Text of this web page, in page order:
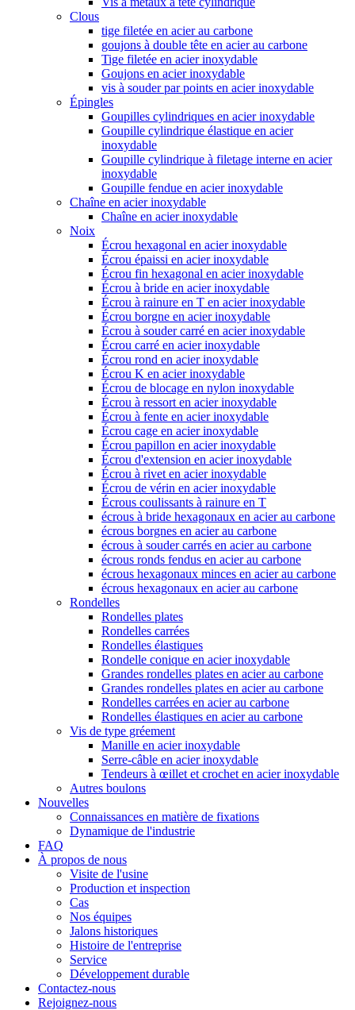
Clous
tige filetée en acier au carbone
goujons à double tête en acier au carbone
Tige filetée en acier inoxydable
Goujons en acier inoxydable
vis à souder par points en acier inoxydable
Épingles
Goupilles cylindriques en acier inoxydable
Goupille cylindrique élastique en acier
inoxydable
Goupille cylindrique à filetage interne en acier
inoxydable
Goupille fendue en acier inoxydable
Chaîne en acier inoxydable
Chaîne en acier inoxydable
Noix
Écrou hexagonal en acier inoxydable
Écrou épaissi en acier inoxydable
Écrou fin hexagonal en acier inoxydable
Écrou à bride en acier inoxydable
Écrou à rainure en T en acier inoxydable
Écrou borgne en acier inoxydable
Écrou à souder carré en acier inoxydable
Écrou carré en acier inoxydable
Écrou rond en acier inoxydable
Écrou K en acier inoxydable
Écrou de blocage en nylon inoxydable
Écrou à ressort en acier inoxydable
Écrou à fente en acier inoxydable
Écrou cage en acier inoxydable
Écrou papillon en acier inoxydable
Écrou d'extension en acier inoxydable
Écrou à rivet en acier inoxydable
Écrou de vérin en acier inoxydable
Écrous coulissants à rainure en T
écrous à bride hexagonaux en acier au carbone
écrous borgnes en acier au carbone
écrous à souder carrés en acier au carbone
écrous ronds fendus en acier au carbone
écrous hexagonaux minces en acier au carbone
écrous hexagonaux en acier au carbone
Rondelles
Rondelles plates
Rondelles carrées
Rondelles élastiques
Rondelle conique en acier inoxydable
Grandes rondelles plates en acier au carbone
Grandes rondelles plates en acier au carbone
Rondelles carrées en acier au carbone
Rondelles élastiques en acier au carbone
Vis de type gréement
Manille en acier inoxydable
Serre-câble en acier inoxydable
Tendeurs à œillet et crochet en acier inoxydable
Autres boulons
Nouvelles
Connaissances en matière de fixations
Dynamique de l'industrie
FAQ
À propos de nous
Visite de l'usine
Production et inspection
Cas
Nos équipes
Jalons historiques
Histoire de l'entreprise
Service
Développement durable
Contactez-nous
Rejoignez-nous